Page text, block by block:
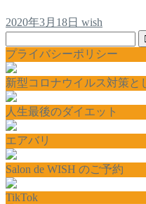
2020年3月18日 wish
プライバシーポリシー
新型コロナウイルス対策と
人生最後のダイエット
エアバリ
Salon de WISH のご予約
TikTok